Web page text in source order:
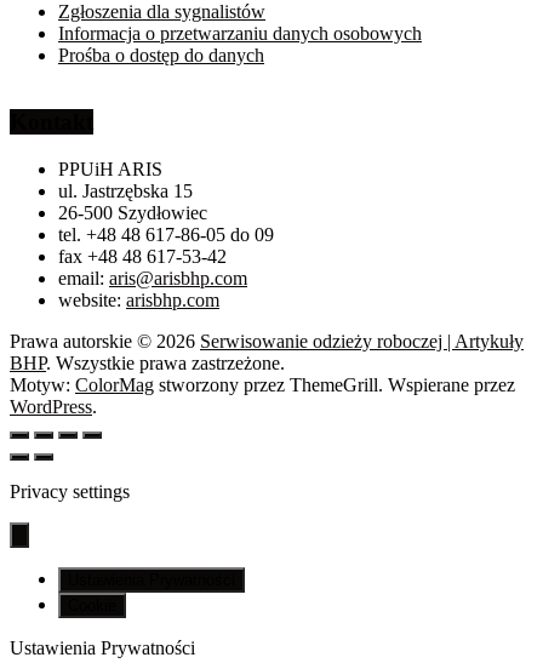
Zgłoszenia dla sygnalistów
Informacja o przetwarzaniu danych osobowych
Prośba o dostęp do danych
PPUiH ARIS
ul. Jastrzębska 15
26-500 Szydłowiec
tel. +48 48 617-86-05 do 09
fax +48 48 617-53-42
email: aris@arisbhp.com
website: arisbhp.com
Prawa autorskie © 2026 Serwisowanie odzieży roboczej | Artykuły
BHP. Wszystkie prawa zastrzeżone.
Motyw: ColorMag stworzony przez ThemeGrill. Wspierane przez
WordPress.
Privacy settings
Ustawienia Prywatności